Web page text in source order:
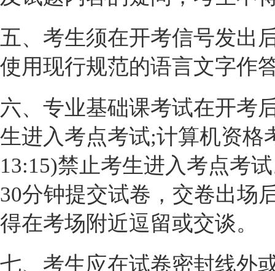
五、考生须在开考信号发出
使用现行规范的语言文字作
六、专业基础课考试在开考
生进入考点考试;计算机资格
13:15)禁止考生进入考点考
30分钟提交试卷，交卷出场
得在考场附近逗留或交谈。
七、考生应在试卷密封线外